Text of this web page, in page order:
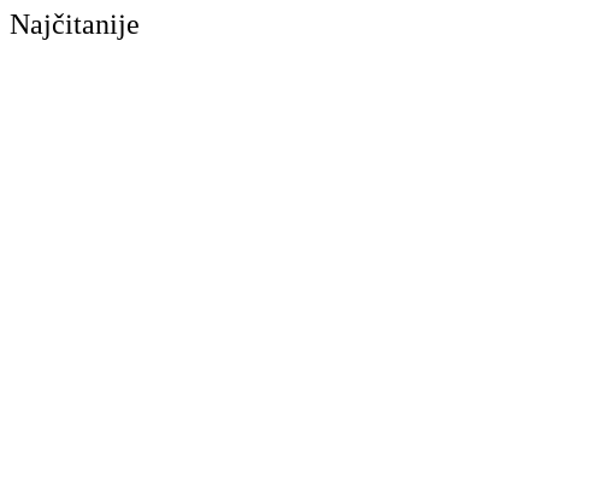
Najčitanije